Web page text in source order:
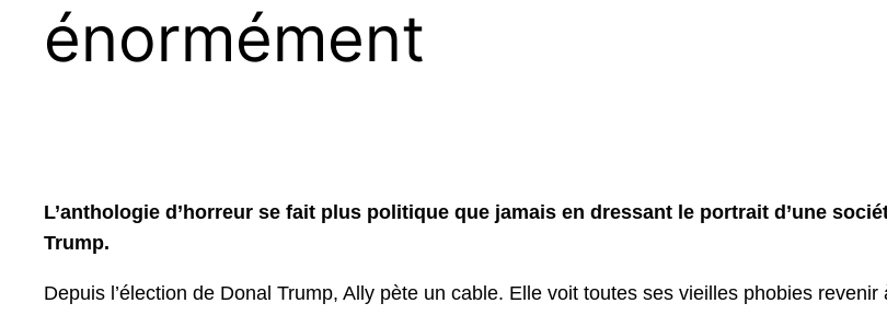
énormément
L’anthologie d’horreur se fait plus politique que jamais en dressant le portrait d’une
Trump.
Depuis l’élection de Donal Trump, Ally pète un cable. Elle voit toutes ses vieilles phobies